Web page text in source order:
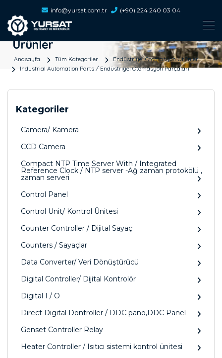
info@yursat.com.tr (+90) 224 240 03 04
Ürünler
Anasayfa Tüm Kategoriler
Endüstriyel Otomasyon Ürünleri
Industrial Automation Parts / Endüstriyel Otomasyon Parçaları
Kategoriler
Camera/ Kamera
CCD Camera
Compact NTP Time Server With / Integrated
Reference Clock / NTP server -Ağ zaman protokölü ,
zaman serveri
Control Panel
Control Unit/ Kontrol Ünitesi
Counter Controller / Dijital Sayaç
Counters / Sayaçlar
Data Converter/ Veri Dönüştürücü
Digital Controller/ Dijital Kontrolör
Digital I / O
Direct Digital Dontroller / DDC pano,DDC Panel
Genset Controller Relay
Heater Controller / Isıtıcı sistemi kontrol ünitesi